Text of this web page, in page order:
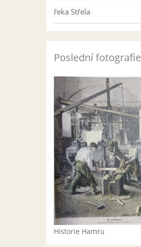
řeka Střela
Poslední fotografie
Historie Hamru